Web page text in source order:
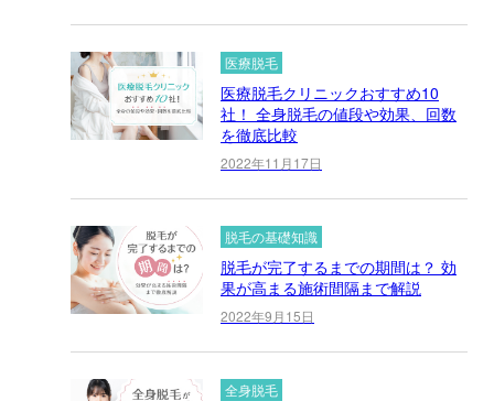
医療脱毛
医療脱毛クリニックおすすめ10
社！ 全身脱毛の値段や効果、回数
を徹底比較
2022年11月17日
脱毛の基礎知識
脱毛が完了するまでの期間は？ 効
果が高まる施術間隔まで解説
2022年9月15日
全身脱毛